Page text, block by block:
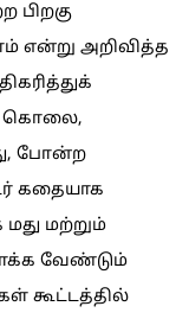
பிறகு
என்று அறிவித்த
கொலை,
போன்ற
கதையாக
மது மற்றும்
வேண்டும்
கூட்டத்தில்